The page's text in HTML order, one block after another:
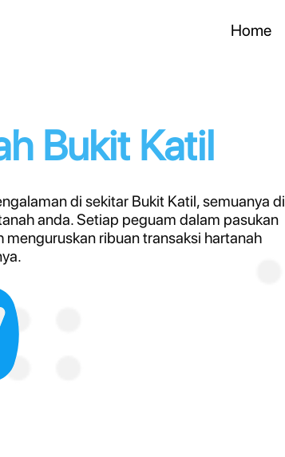
Home
Bukit Katil
di sekitar Bukit Katil, semuanya di
anda. Setiap peguam dalam pasukan
ribuan transaksi hartanah